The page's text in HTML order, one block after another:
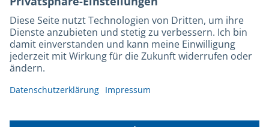
Kontakt
Barrierefreiheit
Leichte Sprache
Gebärdensprache
Kontakt